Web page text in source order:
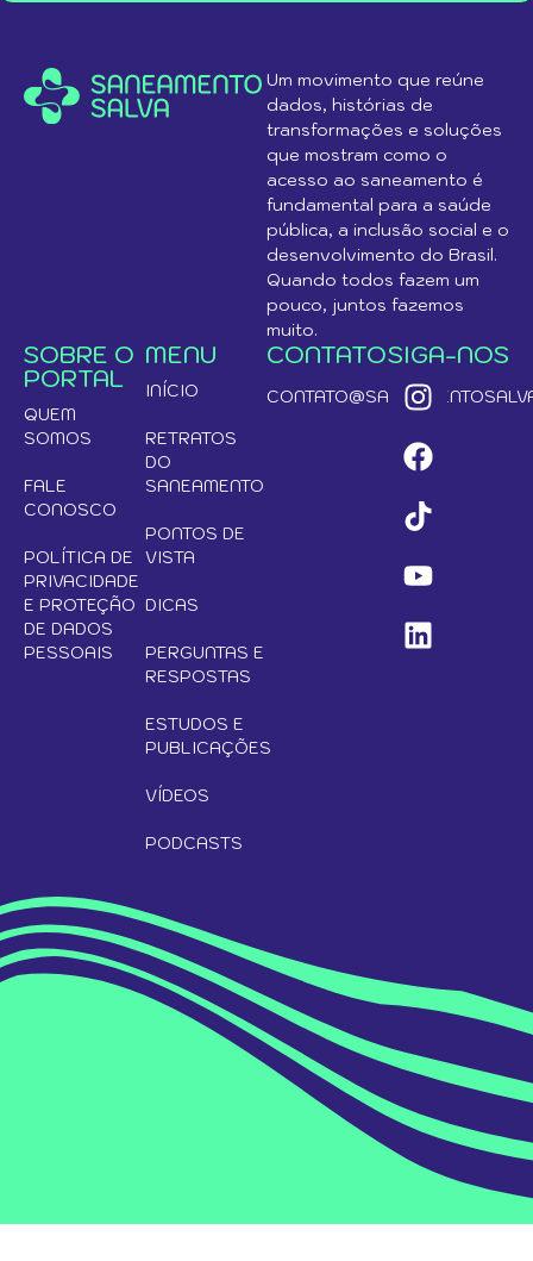
Um movimento que reúne
dados, histórias de
transformações e soluções
que mostram como o
acesso ao saneamento é
fundamental para a saúde
pública, a inclusão social e o
desenvolvimento do Brasil.
Quando todos fazem um
pouco, juntos fazemos
muito.
SOBRE O
PORTAL
QUEM
SOMOS
FALE
CONOSCO
POLÍTICA DE
PRIVACIDADE
E PROTEÇÃO
DE DADOS
PESSOAIS
MENU
INÍCIO
RETRATOS
DO
SANEAMENTO
PONTOS DE
VISTA
DICAS
PERGUNTAS E
RESPOSTAS
ESTUDOS E
PUBLICAÇÕES
VÍDEOS
PODCASTS
CONTATOSIGA-NOS